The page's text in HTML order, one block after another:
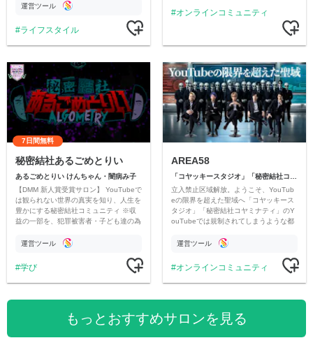
ただいています。
運営ツール
ライフスタイル
オンラインコミュニティ
7日間無料
秘密結社あるごめとりい
あるごめとりい けんちゃん・闇病み子
【DMM 新人賞受賞サロン】 YouTubeで
は観られない世界の真実を知り、人生を
豊かにする秘密結社コミュニティ ※収
益の一部を、犯罪被害者・子ども達の為
す運営ツール
学び
AREA58
立入禁止区域解放。ようこそ、YouTub
eの限界を超えた聖域へ「コヤッキース
タジオ」「秘密結社コヤミナティ」のY
ouTubeでは規制されてしまうような都
公開。
運営ツール
オンラインコミュニティ
もっとおすすめサロンを見る